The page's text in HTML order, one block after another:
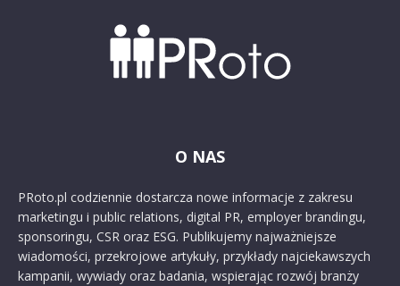
O NAS
PRoto.pl codziennie dostarcza nowe informacje z zakresu
marketingu i public relations, digital PR, employer brandingu,
sponsoringu, CSR oraz ESG. Publikujemy najważniejsze
wiadomości, przekrojowe artykuły, przykłady najciekawszych
kampanii, wywiady oraz badania, wspierając rozwój branży